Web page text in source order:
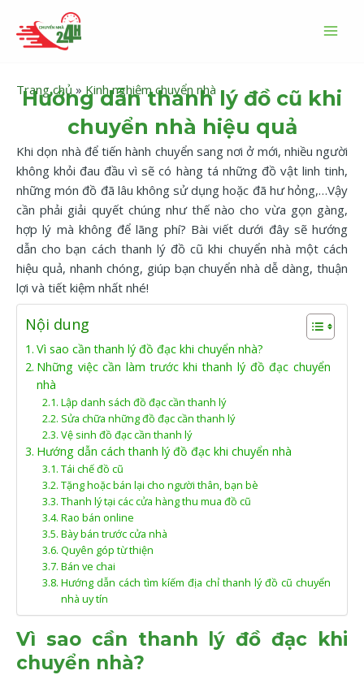
Trang chủ » Kinh nghiệm chuyển nhà
Hướng dẫn thanh lý đồ cũ khi
chuyển nhà hiệu quả
Khi dọn nhà để tiến hành chuyển sang nơi ở mới, nhiều người
không khỏi đau đầu vì sẽ có hàng tá những đồ vật linh tinh,
những món đồ đã lâu không sử dụng hoặc đã hư hỏng,…Vậy
cần phải giải quyết chúng như thế nào cho vừa gọn gàng,
hợp lý mà không để lãng phí? Bài viết dưới đây sẽ hướng
dẫn cho bạn cách thanh lý đồ cũ khi chuyển nhà một cách
hiệu quả, nhanh chóng, giúp bạn chuyển nhà dễ dàng, thuận
lợi và tiết kiệm nhất nhé!
Nội dung
Vì sao cần thanh lý đồ đạc khi chuyển nhà?
Những việc cần làm trước khi thanh lý đồ đạc chuyển
nhà
Lập danh sách đồ đạc cần thanh lý
Sửa chữa những đồ đạc cần thanh lý
Vệ sinh đồ đạc cần thanh lý
Hướng dẫn cách thanh lý đồ đạc khi chuyển nhà
Tái chế đồ cũ
Tặng hoặc bán lại cho người thân, bạn bè
Thanh lý tại các cửa hàng thu mua đồ cũ
Rao bán online
Bày bán trước cửa nhà
Quyên góp từ thiện
Bán ve chai
Hướng dẫn cách tìm kíếm địa chỉ thanh lý đồ cũ chuyển
nhà uy tín
Vì sao cần thanh lý đồ đạc khi
chuyển nhà?